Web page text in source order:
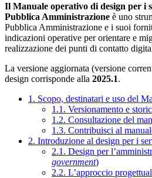
Il Manuale operativo di design per i
Pubblica Amministrazione è uno
Pubblica Amministrazione e i suoi
indicazioni operative per orientare e
realizzazione dei punti di contatto
La versione aggiornata (versione
design corrisponde alla 2025.1.
1. Scopo, destinatari e uso del
1.1. Versionamento e
1.2. Consultazione del
1.3. Contribuisci al
2. Introduzione al design per i
2.1. Design per
government)
2.2. L’approccio